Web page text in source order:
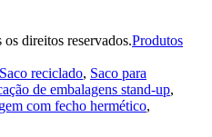
direitos reservados.Produtos
Saco reciclado, Saco para
de embalagens stand-up,
com fecho hermético,